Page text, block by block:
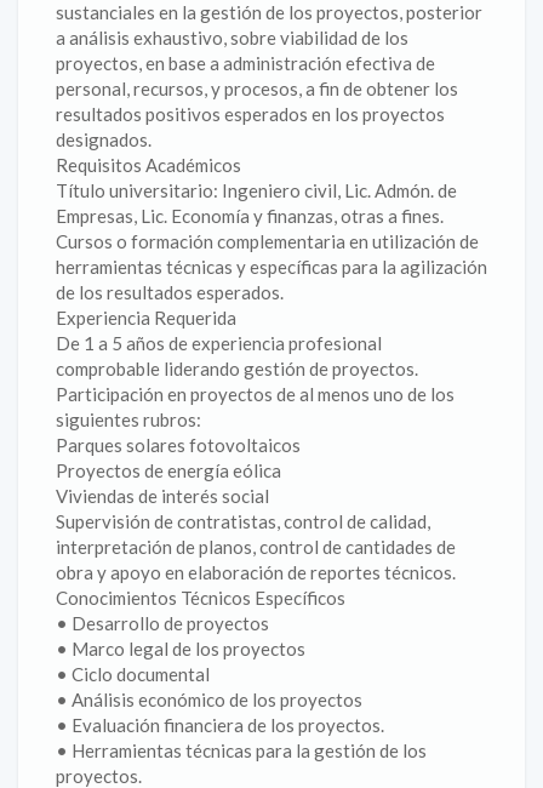
sustanciales en la gestión de los proyectos, posterior
a análisis exhaustivo, sobre viabilidad de los
proyectos, en base a administración efectiva de
personal, recursos, y procesos, a fin de obtener los
resultados positivos esperados en los proyectos
designados.
Requisitos Académicos
Título universitario: Ingeniero civil, Lic. Admón. de
Empresas, Lic. Economía y finanzas, otras a fines.
Cursos o formación complementaria en utilización de
herramientas técnicas y específicas para la agilización
de los resultados esperados.
Experiencia Requerida
De 1 a 5 años de experiencia profesional
comprobable liderando gestión de proyectos.
Participación en proyectos de al menos uno de los
siguientes rubros:
Parques solares fotovoltaicos
Proyectos de energía eólica
Viviendas de interés social
Supervisión de contratistas, control de calidad,
interpretación de planos, control de cantidades de
obra y apoyo en elaboración de reportes técnicos.
Conocimientos Técnicos Específicos
• Desarrollo de proyectos
• Marco legal de los proyectos
• Ciclo documental
• Análisis económico de los proyectos
• Evaluación financiera de los proyectos.
• Herramientas técnicas para la gestión de los
proyectos.